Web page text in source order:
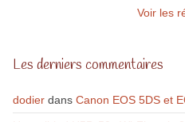
Voir les
Les derniers commentaires
dodierdans Canon EOS 5DS et